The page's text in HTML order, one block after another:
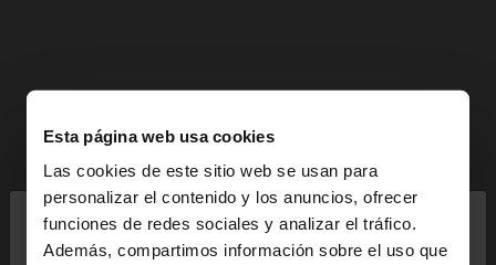
Esta página web usa cookies
Las cookies de este sitio web se usan para
personalizar el contenido y los anuncios, ofrecer
funciones de redes sociales y analizar el tráfico.
Además, compartimos información sobre el uso que
hola
Parfois Bisutería Conjuntos de Bisutería